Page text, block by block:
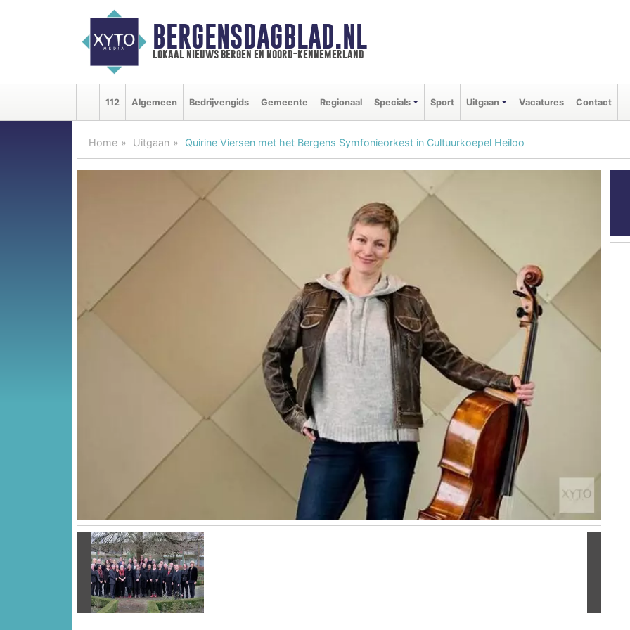
BERGENSDAGBLAD.NL
lokaal nieuws bergen en noord-kennemerland
112 Algemeen Bedrijvengids Gemeente Regionaal Specials Sport Uitgaan Vacatures Contact
Home Uitgaan Quirine Viersen met het Bergens Symfonieorkest in Cultuurkoepel Heiloo
Vorige